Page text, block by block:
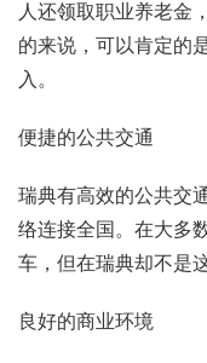
人还领取职业养老金
的来说，可以肯定的
入。
便捷的公共交通
瑞典有高效的公共交
络连接全国。在大多
车，但在瑞典却不是
良好的商业环境